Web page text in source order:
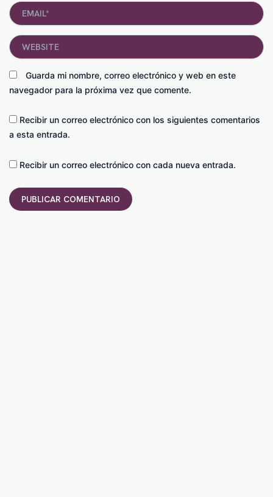
Email*
Guarda mi nombre, correo electrónico y web en este
navegador para la próxima vez que comente.
Website
Recibir un correo electrónico con los siguientes comentarios
a esta entrada.
Recibir un correo electrónico con cada nueva entrada.